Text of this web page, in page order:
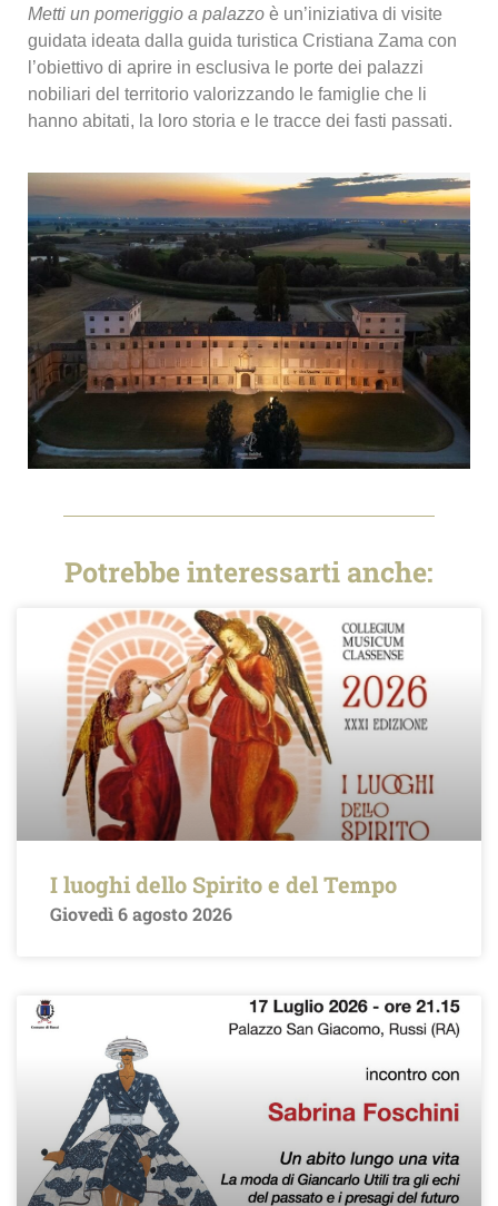
Metti un pomeriggio a palazzo è un’iniziativa di visite
guidata ideata dalla guida turistica Cristiana Zama con
l’obiettivo di aprire in esclusiva le porte dei palazzi
nobiliari del territorio valorizzando le famiglie che li
hanno abitati, la loro storia e le tracce dei fasti passati.
Potrebbe interessarti anche:
I luoghi dello Spirito e del Tempo
Giovedì 6 agosto 2026